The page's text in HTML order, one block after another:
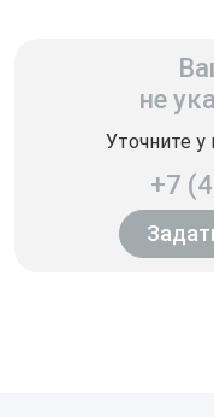
не
Уточните
+7